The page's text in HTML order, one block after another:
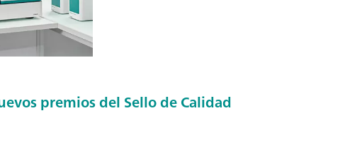
premios del Sello de Calidad